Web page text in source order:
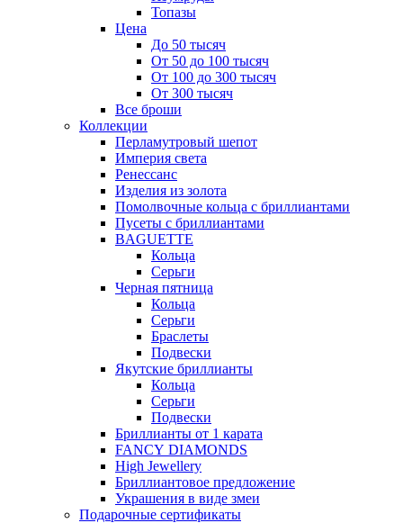
Топазы
Цена
До 50 тысяч
От 50 до 100 тысяч
От 100 до 300 тысяч
От 300 тысяч
Все броши
Коллекции
Перламутровый шепот
Империя света
Ренессанс
Изделия из золота
Помолвочные кольца с бриллиантами
Пусеты с бриллиантами
BAGUETTE
Кольца
Серьги
Черная пятница
Кольца
Серьги
Браслеты
Подвески
Якутские бриллианты
Кольца
Серьги
Подвески
Бриллианты от 1 карата
FANCY DIAMONDS
High Jewellery
Бриллиантовое предложение
Украшения в виде змеи
Подарочные сертификаты